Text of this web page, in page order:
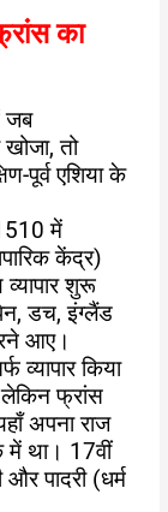
का
जब
तो
पूर्व एशिया के
में
केंद्र)
शुरू
डच, इंग्लैंड
आए।
व्यापार किया
फ्रांस
अपना राज
में था। 17वीं
और पादरी (धर्म